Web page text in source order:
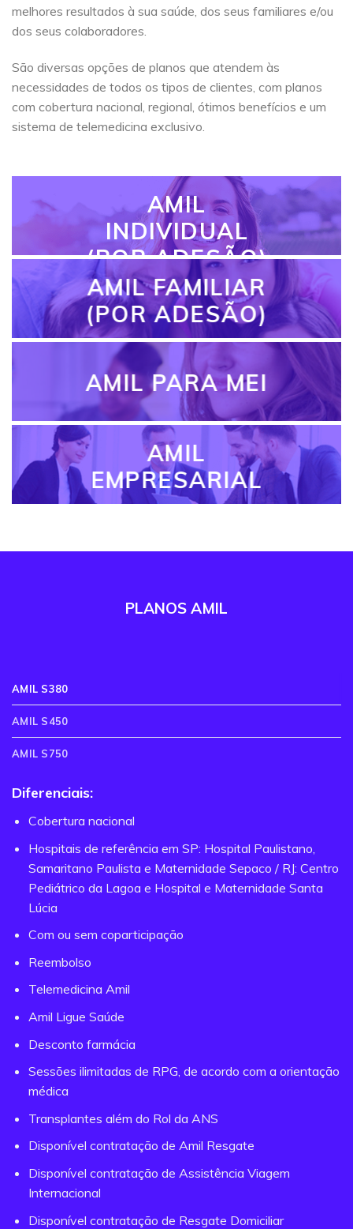
melhores resultados à sua saúde, dos seus familiares e/ou
dos seus colaboradores.
São diversas opções de planos que atendem às
necessidades de todos os tipos de clientes, com planos
com cobertura nacional, regional, ótimos benefícios e um
sistema de telemedicina exclusivo.
AMIL
INDIVIDUAL
(POR ADESÃO)
AMIL FAMILIAR
(POR ADESÃO)
AMIL PARA MEI
AMIL
EMPRESARIAL
PLANOS AMIL
AMIL S380
AMIL S450
AMIL S750
Diferenciais:
Cobertura nacional
Hospitais de referência em SP: Hospital Paulistano,
Samaritano Paulista e Maternidade Sepaco / RJ: Centro
Pediátrico da Lagoa e Hospital e Maternidade Santa
Lúcia
Com ou sem coparticipação
Reembolso
Telemedicina Amil
Amil Ligue Saúde
Desconto farmácia
Sessões ilimitadas de RPG, de acordo com a orientação
médica
Transplantes além do Rol da ANS
Disponível contratação de Amil Resgate
Disponível contratação de Assistência Viagem
Internacional
Disponível contratação de Resgate Domiciliar